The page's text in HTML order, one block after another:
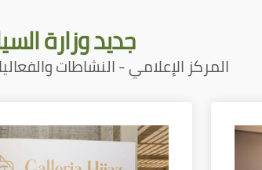
جديدوزارة
المركز الإعلامي - النشاطات